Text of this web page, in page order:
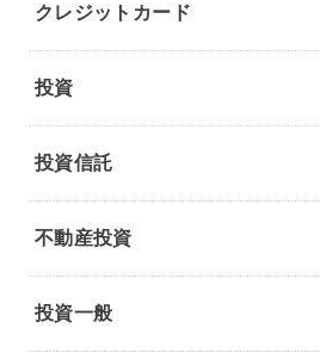
クレジットカード
投資
投資信託
不動産投資
投資一般